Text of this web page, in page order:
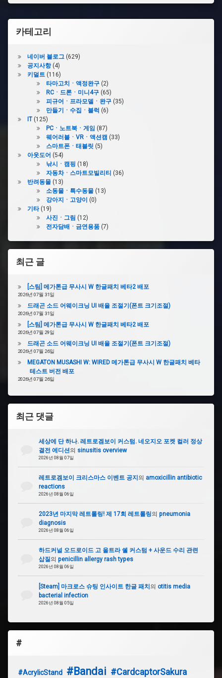
카테고리
네이버 블로그(629)
공지사항(4)
키덜트(116)
타마고치ㆍ액정완구(2)
RCㆍ드론ㆍ미니4구(65)
피규어ㆍ프라모델ㆍ완구(35)
만들기ㆍ수집ㆍ블럭 (6)
IT(125)
PCㆍ노트북ㆍ게임 (87)
웨어러블ㆍVRㆍ액션캠 (33)
스마트폰ㆍ태블릿 (5)
아웃도어 (54)
낚시ㆍ캠핑 (18)
자동차ㆍ스마트모빌리티 (36)
반려동물(13)
소동물ㆍ특수동물(13)
강아지ㆍ고양이
(0)
기타(19)
사진ㆍ그림 (12)
전자담배ㆍ금연용품(7)
최근 글
[스팀] 메가톤급 무사시 W 한글패치 베타2 배포
2026년 07월 31일
드래곤 소드 어웨이크닝 UI 배율 조절기(폰트 크기조절)
2026년 07월 31일
[스팀] 메가톤급 무사시 W 한글패치 베타2 배포
2026년 07월 29일
드래곤 소드 어웨이크닝 UI 배율 조절기(폰트 크기조절)
2026년 07월 26일
MEGATON MUSASHI W: WIRED 메가톤급 무사시 W 한글패치 베타
테스트 버전 배포
2026년 07월 26일
최근 댓글
세상에 단 하나. 레트로겜보이 커스텀. 네오지오 포켓 컬러 정상
결전 에디션의 sinusitis overview
2026년 08월 07일
레트로겜보이 크리스마스 이벤트 공지 의 amoxicillin antibiotic
reactions
2026년 08월 06일
2023년 마지막 레트롤링! 제 17회 레트롤링의 pneumonia
diagnosis
2026년 08월 06일
하드커널 오드로이드 고 울트라 쉘 커스텀 + 사운드 수리 관련
삽질의 penicillin allergy rash types
2026년 08월 06일
[Steam] 마크로스 슈팅 인사이트 한글 패치 의 otitis media
bacterial infection
2026년 08월 05일
#
#AcrylicStand #Bandai #CardcaptorSakura